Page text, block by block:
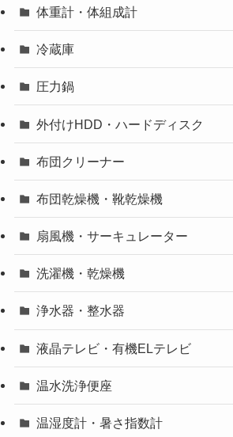
体重計・体組成計
冷蔵庫
圧力鍋
外付けHDD・ハードディスク
布団クリーナー
布団乾燥機・靴乾燥機
扇風機・サーキュレーター
洗濯機・乾燥機
浄水器・整水器
液晶テレビ・有機ELテレビ
温水洗浄便座
温湿度計・暑さ指数計